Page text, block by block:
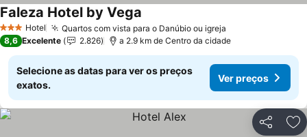
3 EstrelasHotel Quartos com vista para o Danúbio ou igreja
Faleza Hotel by Vega
8,6 Excelente 2.826 a 2.9 km de Centro da cidade
Selecione as datas para ver os preços
exatos.
Ver preços
Partilhar